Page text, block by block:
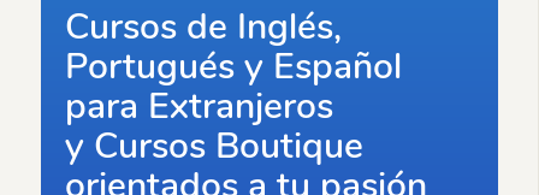
Cursos de Inglés,
Portugués y Español
para Extranjeros
y Cursos Boutique